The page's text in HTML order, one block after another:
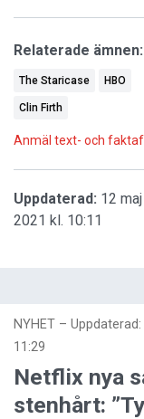
Relaterade ämnen:
The Staricase HBO
Clin Firth
Anmäl text- och
Uppdaterad: 12
2021 kl. 10:11
NYHET – Uppdaterad:
11:29
Netflix nya
stenhårt: